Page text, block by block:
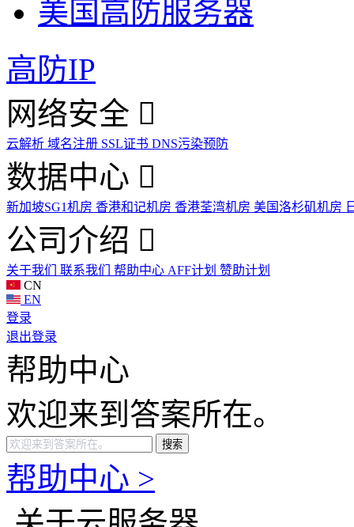
美国高防服务器
高防IP
网络安全
云解析 域名注册 SSL证书 DNS污染预防
数据中心
新加坡SG1机房 香港和记机房 香港荃湾机房 美国洛杉矶机房
公司介绍
关于我们 联系我们 帮助中心 AFF计划 赞助计划
CN
EN
登录
退出登录
帮助中心
欢迎来到答案所在。
搜索
帮助中心 >